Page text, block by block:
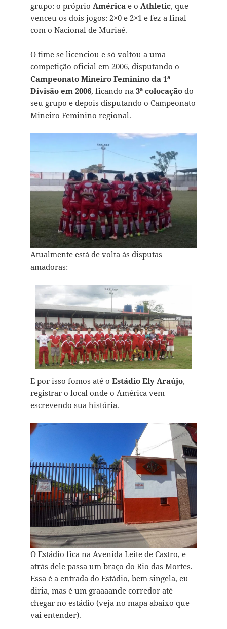
grupo: o próprio América e o Athletic, que
venceu os dois jogos: 2×0 e 2×1 e fez a final
com o Nacional de Muriaé.
O time se licenciou e só voltou a uma
competição oficial em 2006, disputando o
Campeonato Mineiro Feminino da 1ª
Divisão em 2006, ficando na 3ª colocaçãodo
seu grupo e depois disputando o Campeonato
Mineiro Feminino regional.
Atualmente está de volta às disputas
amadoras:
E por isso fomos até o Estádio Ely Araújo,
registrar o local onde o América vem
escrevendo sua história.
O Estádio fica na Avenida Leite de Castro, e
atrás dele passa um braço do Rio das Mortes.
Essa é a entrada do Estádio, bem singela, eu
diria, mas é um graaaande corredor até
chegar no estádio (veja no mapa abaixo que
vai entender).